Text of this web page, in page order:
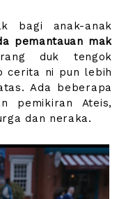
bagi anak-anak
pemantauan mak
duk tengok
cerita ni pun lebih
Ada beberapa
pemikiran Ateis,
dan neraka.